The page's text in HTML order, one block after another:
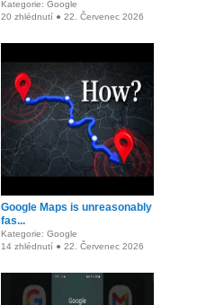
Kategorie: Google
20 zhlédnutí ● 22. Červenec 2026
Google Maps is unreasonably
fas...
Kategorie: Google
14 zhlédnutí ● 22. Červenec 2026